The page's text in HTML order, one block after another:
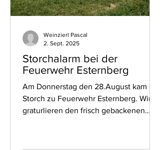
Storchalarm bei der
Feuerwehr Esternberg
Am Donnerstag den 28.August kam der
Storch zu Feuerwehr Esternberg. Wir
graturlieren den frisch gebackenen
Weinzierl Pascal
2. Sept. 2025